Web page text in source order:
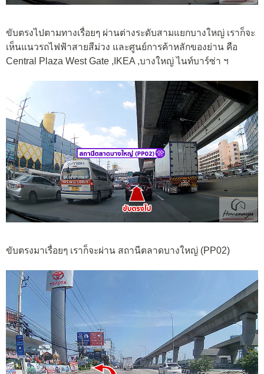
ขับตรงไปตามทางเรื่อยๆ ผ่านต่างระดับสามแยกบางใหญ่ เราก็จะ
เห็นแนวรถไฟฟ้าสายสีม่วง และศูนย์การค้าหลักของย่าน คือ
Central Plaza West Gate ,IKEA ,บางใหญ่ ไนท์บาร์ซ่า ฯ
ขับตรงมาเรื่อยๆ เราก็จะผ่าน สถานีตลาดบางใหญ่ (PP02)